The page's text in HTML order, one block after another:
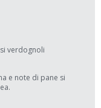
verdognoli
e note di pane si